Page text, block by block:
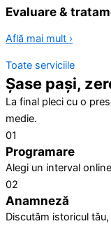
Evaluare &
Află mai mult ›
Toate serviciile
Șase pași,
La final pleci cu o
medie.
01
Programare
Alegi un interval
02
Anamneză
Discutăm istoricul